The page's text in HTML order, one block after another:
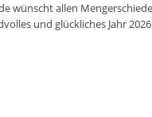
wünscht allen
und glückliches Jahr